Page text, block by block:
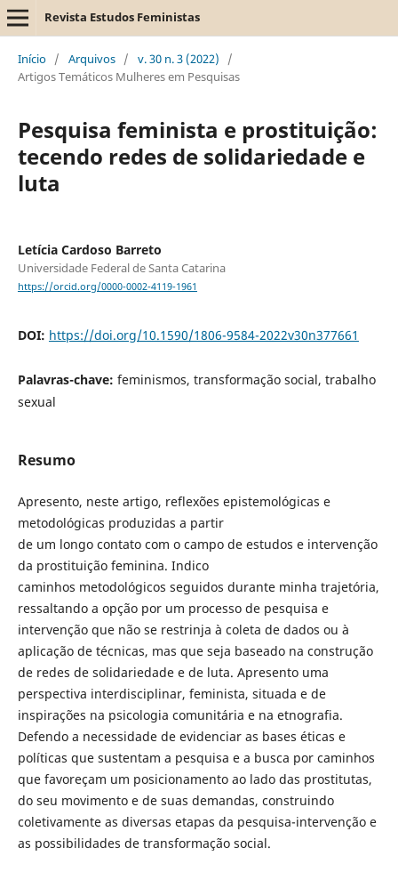
Revista Estudos Feministas
Início / Arquivos / v. 30 n. 3 (2022)
/
Artigos Temáticos Mulheres em Pesquisas
Pesquisa feminista e prostituição:
tecendo redes de solidariedade e
luta
Letícia Cardoso Barreto
Universidade Federal de Santa Catarina
https://orcid.org/0000-0002-4119-1961
DOI: https://doi.org/10.1590/1806-9584-2022v30n377661
Palavras-chave: feminismos, transformação social, trabalho
sexual
Resumo
Apresento, neste artigo, reflexões epistemológicas e
metodológicas produzidas a partir
de um longo contato com o campo de estudos e intervenção
da prostituição feminina. Indico
caminhos metodológicos seguidos durante minha trajetória,
ressaltando a opção por um processo de pesquisa e
intervenção que não se restrinja à coleta de dados ou à
aplicação de técnicas, mas que seja baseado na construção
de redes de solidariedade e de luta. Apresento uma
perspectiva interdisciplinar, feminista, situada e de
inspirações na psicologia comunitária e na etnografia.
Defendo a necessidade de evidenciar as bases éticas e
políticas que sustentam a pesquisa e a busca por caminhos
que favoreçam um posicionamento ao lado das prostitutas,
do seu movimento e de suas demandas, construindo
coletivamente as diversas etapas da pesquisa-intervenção e
as possibilidades de transformação social.